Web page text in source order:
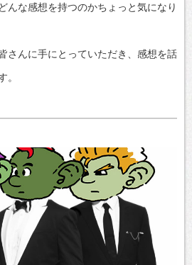
んな感想を持つのかちょっと気になり
さんに手にとっていただき、感想を話
。